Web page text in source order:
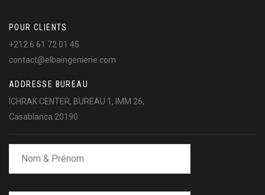
POUR CLIENTS
+212 6 61 72 01 45
contact@elbaingenierie.com
ADDRESSE BUREAU
ICHRAK CENTER, BUREAU 1, IMM 26,
Casablanca 20190